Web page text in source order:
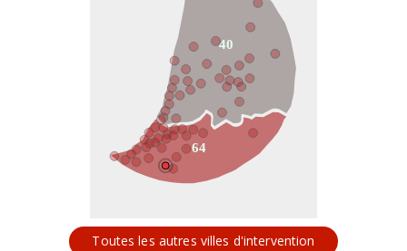
64
40
Toutes les autres villes d'intervention